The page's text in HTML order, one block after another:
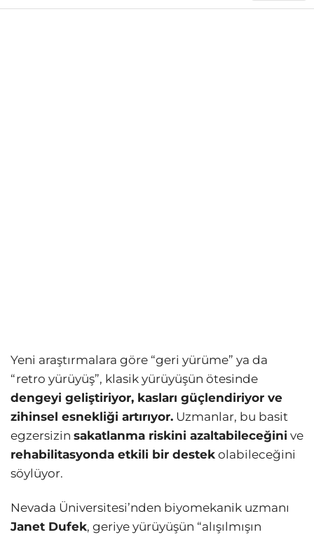
Yeni araştırmalara göre “geri yürüme” ya da
“retro yürüyüş”, klasik yürüyüşün ötesinde
dengeyi geliştiriyor, kasları güçlendiriyor ve
zihinsel esnekliği artırıyor. Uzmanlar, bu basit
egzersizin sakatlanma riskini azaltabileceğini ve
rehabilitasyonda etkili bir destek olabileceğini
söylüyor.
Nevada Üniversitesi’nden biyomekanik uzmanı
Janet Dufek, geriye yürüyüşün “alışılmışın